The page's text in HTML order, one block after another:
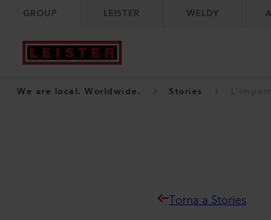
GROUP LEISTER WELDY
We are local. Worldwide. Stories
Torna a Stories